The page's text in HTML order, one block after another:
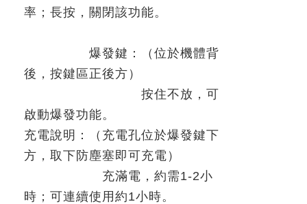
率；長按，關閉該功能。
爆發鍵：（位於機體背
後，按鍵區正後方）
按住不放，可
啟動爆發功能。
充電說明：（充電孔位於爆發鍵下
方，取下防塵塞即可充電）
充滿電，約需1-2小
時；可連續使用約1小時。